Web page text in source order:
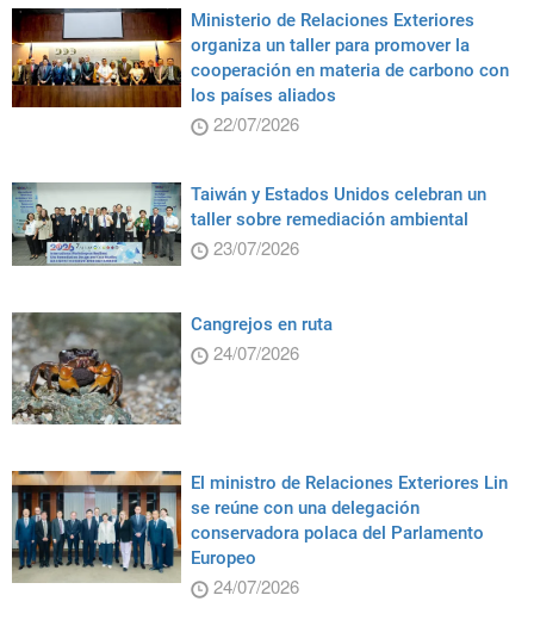
Ministerio de Relaciones Exteriores
organiza un taller para promover la
cooperación en materia de carbono con
los países aliados
22/07/2026
Taiwán y Estados Unidos celebran un
taller sobre remediación ambiental
23/07/2026
Cangrejos en ruta
24/07/2026
El ministro de Relaciones Exteriores Lin
se reúne con una delegación
conservadora polaca del Parlamento
Europeo
24/07/2026